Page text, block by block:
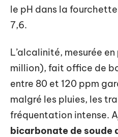
le pH dans la
7,6.
L’alcalinité, mesurée en
million), fait office de
entre 80 et 120 ppm
malgré les pluies, les
fréquentation intense.
bicarbonate de soude